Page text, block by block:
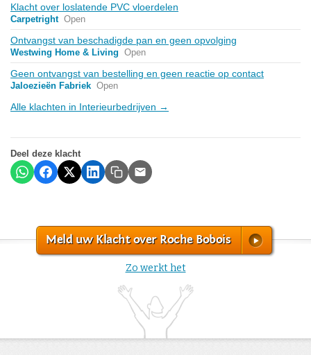
Klacht over loslatende PVC vloerdelen
Carpetright Open
Ontvangst van beschadigde pan en geen opvolging
Westwing Home & Living Open
Geen ontvangst van bestelling en geen reactie op contact
Jaloezieën Fabriek Open
Alle klachten in Interieurbedrijven →
Deel deze klacht
Meld uw Klacht over Roche Bobois
Zo werkt het